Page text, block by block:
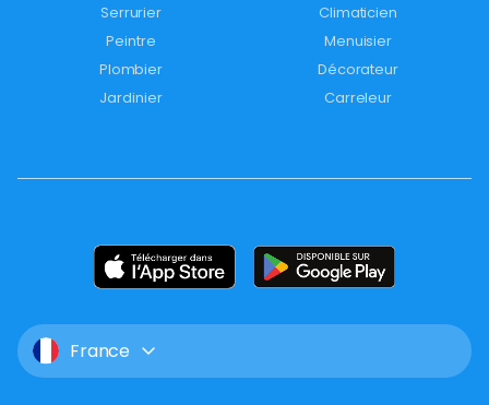
Serrurier
Climaticien
Peintre
Menuisier
Plombier
Décorateur
Jardinier
Carreleur
France